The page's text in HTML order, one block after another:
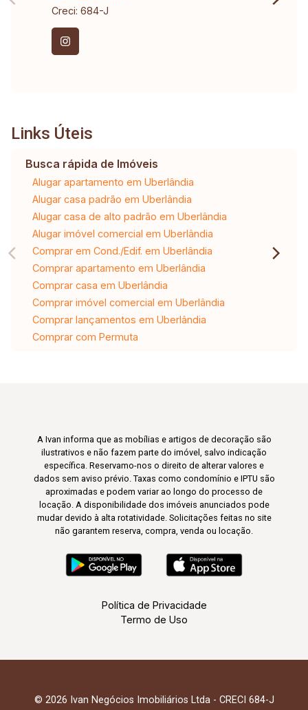
Creci: 684-J
Links Úteis
Busca rápida de Imóveis
Alugar apartamento em Uberlândia
Alugar casa padrão em Uberlândia
Alugar casa de alto padrão em Uberlândia
Alugar imóvel comercial em Uberlândia
Comprar em Cond./Edif. em Uberlândia
Comprar apartamento em Uberlândia
Comprar casa em Uberlândia
Comprar imóvel comercial em Uberlândia
Comprar lançamentos em Uberlândia
Comprar com Permuta
A Ivan informa que as mobílias e artigos de decoração são
ilustrativos e não fazem parte do imóvel, salvo indicação
específica. Reservamo-nos o direito de alterar valores e
dados sem aviso prévio. Taxas como condomínio e IPTU são
aproximadas e podem variar ao longo do processo de
locação. A disponibilidade dos imóveis anunciados pode
mudar devido à alta rotatividade. Solicitações feitas no site
não garantem reserva, compra, venda ou locação.
Política de Privacidade
Termo de Uso
© 2026 Ivan Negócios Imobiliários Ltda - CRECI 684-J